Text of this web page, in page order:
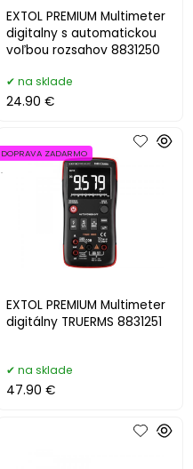
EXTOL PREMIUM Multimeter
digitalny s automatickou
voľbou rozsahov 8831250
na sklade
24.90 €
EXTOL PREMIUM Multimeter
digitálny TRUERMS 8831251
DOPRAVA ZADARMO
.
na sklade
47.90 €